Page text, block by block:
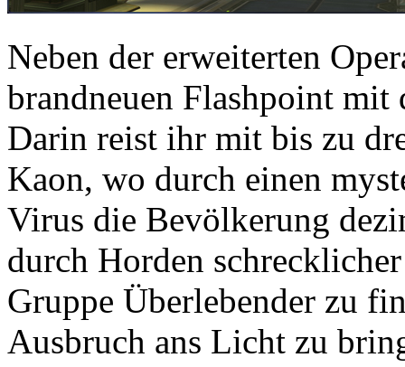
Neben der erweiterten
brandneuen Flashpoint
Darin reist ihr mit bis zu
Kaon, wo durch einen
Virus die Bevölkerung
durch Horden
Gruppe Überlebender zu
Ausbruch ans Licht zu